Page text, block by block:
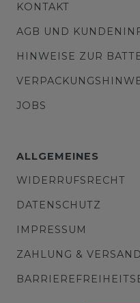
KONTAKT
AGB UND
HINWEISE ZUR
JOBS
ALLGEMEINES
WIDERRUFSRECHT
DATENSCHUTZ
IMPRESSUM
ZAHLUNG & VERSAND